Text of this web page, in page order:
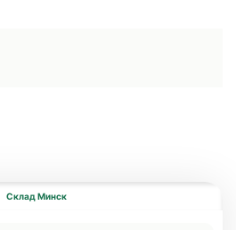
Склад Минск